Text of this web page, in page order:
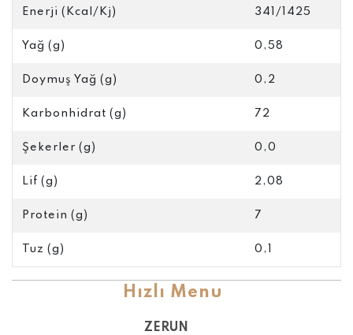
Hızlı Menu
ZERUN
Enerji (Kcal/Kj) 341/1425
Yağ (g) 0,58
Doymuş Yağ (g) 0,2
Karbonhidrat (g) 72
Şekerler (g) 0,0
Lif (g) 2,08
Protein (g) 7
Tuz (g) 0,1